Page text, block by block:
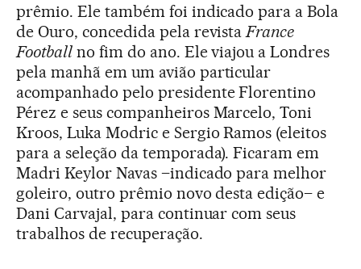
prêmio. Ele também foi indicado para a Bola
de Ouro, concedida pela revistaFrance
Footballno fim do ano. Ele viajou a Londres
pela manhã em um avião particular
acompanhado pelo presidente Florentino
Pérez e seus companheiros Marcelo, Toni
Kroos, Luka Modric e Sergio Ramos (eleitos
para a seleção da temporada). Ficaram em
Madri Keylor Navas –indicado para melhor
goleiro, outro prêmio novo desta edição– e
Dani Carvajal, para continuar com seus
trabalhos de recuperação.